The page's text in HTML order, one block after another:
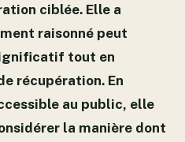
ciblée. Elle a
raisonné peut
tout en
récupération. En
au public, elle
la manière dont